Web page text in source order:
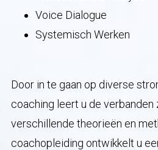
Voice Dialogue
Systemisch Werken
Door in te gaan op diverse
coaching leert u de verbanden
verschillende theorieën en
coachopleiding ontwikkelt u